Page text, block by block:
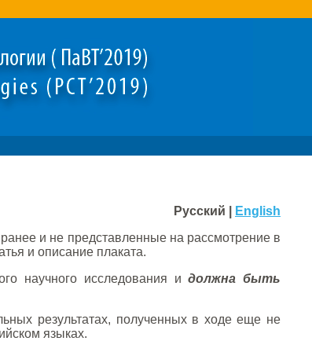
Русский |
English
и не представленные на рассмотрение в
и описание плаката.
научного исследования идолжна быть
результатах, полученных в ходе еще не
языках.